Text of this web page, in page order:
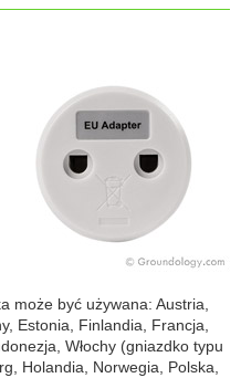
może być używana: Austria,
Estonia, Finlandia, Francja,
Włochy (gniazdko typu
Holandia, Norwegia, Polska,